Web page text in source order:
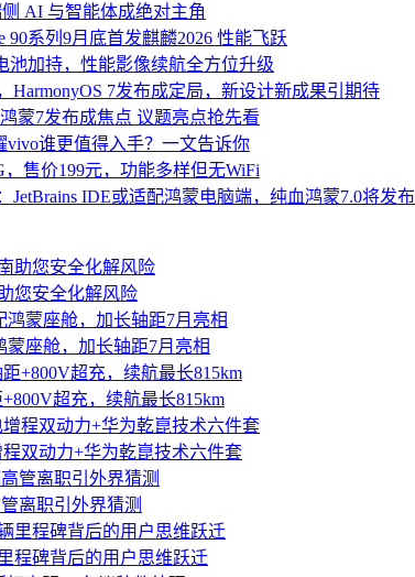
AI 与智能体成绝对主角
系列9月底首发麒麟2026 性能飞跃
池加持，性能影像续航全方位升级
HarmonyOS 7发布成定局，新设计新成果引期待
蒙7发布成焦点 议题亮点抢先看
vivo谁更值得入手？一文告诉你
售价199元，功能多样但无WiFi
JetBrains IDE或适配鸿蒙电脑端，纯血鸿蒙7.0将发布
您安全化解风险
座舱，加长轴距7月亮相
超充，续航最长815km
双动力+华为乾崑技术六件套
离职引外界猜测
程碑背后的用户思维跃迁